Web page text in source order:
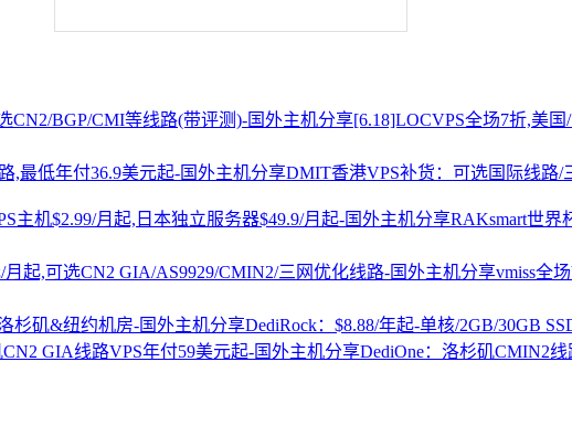
[6.18]LOCVPS全场7折,美
DMIT香港VPS补货：可选国际线路/
RAKsmart世界
vmiss全
DediRock：$8.88/年起-单核/2GB/30GB
DediOne：洛杉矶CMIN2